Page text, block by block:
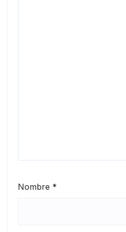
Nombre *